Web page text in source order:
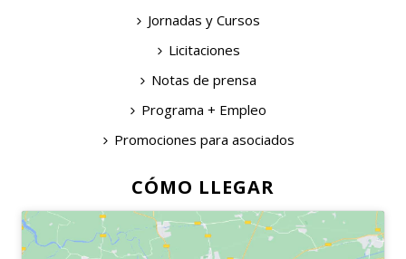
Jornadas y Cursos
Licitaciones
Notas de prensa
Programa + Empleo
Promociones para asociados
CÓMO LLEGAR